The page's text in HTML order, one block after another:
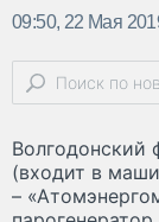
09:50, 22 Мая
Волгодонский
(входит в
–